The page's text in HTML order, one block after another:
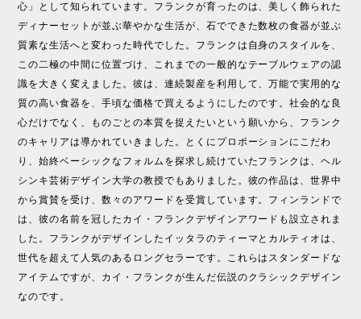
心」として知られています。フランクが育ったのは、美しく飾られた
ディナーセットが並ぶ華やかな生活が、石でできた数枚の食器が並ぶ
質素な生活へと変わった時代でした。フランクは自身のスタイルを、
この二極の中間に位置づけ、これまでの一般的なテーブルウェアの認
識を大きく変えました。彼は、連続製産を利用して、万能で実用的な
質の高い食器を、手頃な価格で買えるようにしたのです。社会的な良
心だけでなく、ものごとの本質を捉えたいという願いから、フランク
のキャリアは導かれていきました。とくにプロポーションにこだわ
り、始終ベーシックなフォルムを探求し続けていたフランクは、ヘル
シンキ芸術デザイン大学の教授でもありました。彼の作品は、世界中
から賞賛を受け、数々のアワードを受賞しています。フィンランドで
は、彼の名前を冠したカイ・フランクデザインアワードも設立されま
した。フランクがデザインしたイッタラのティーマとカルティオは、
世代を超えて人気のあるロングセラーです。これらはスタンダードな
アイテムですが、カイ・フランクが生んだ伝説のクラシックデザイン
なのです。